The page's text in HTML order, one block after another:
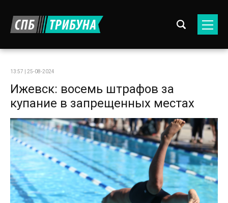
13:57 | 25-08-2024
Ижевск: восемь штрафов за
купание в запрещенных местах